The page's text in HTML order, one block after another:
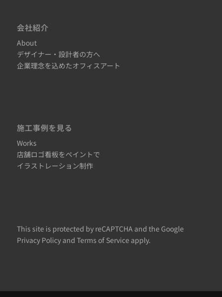
会社紹介
About
デザイナー・設計者の方へ
企業理念を込めたオフィスアート
施工事例を見る
Works
店舗ロゴ看板をペイントで
イラストレーション制作
This site is protected by reCAPTCHA and the Google
Privacy Policyand Terms of Service apply.